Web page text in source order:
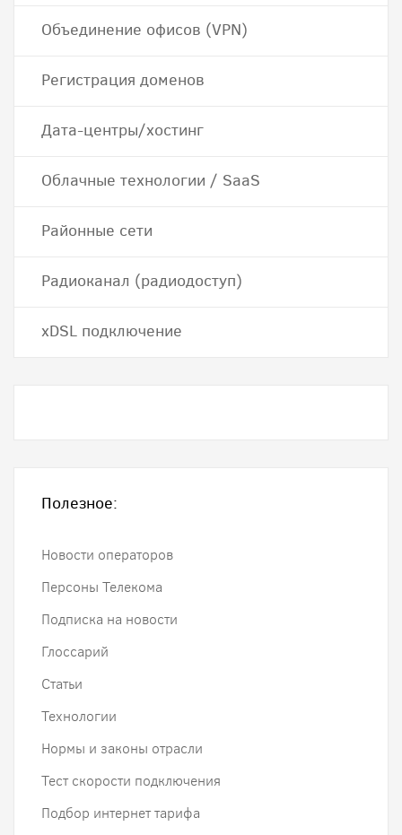
Объединение офисов (VPN)
Регистрация доменов
Дата-центры/хостинг
Облачные технологии / SaaS
Районные сети
Радиоканал (радиодоступ)
хDSL подключение
Полезное:
Новости операторов
Персоны Телекома
Подписка на новости
Глоссарий
Статьи
Технологии
Нормы и законы отрасли
Тест скорости подключения
Подбор интернет тарифа